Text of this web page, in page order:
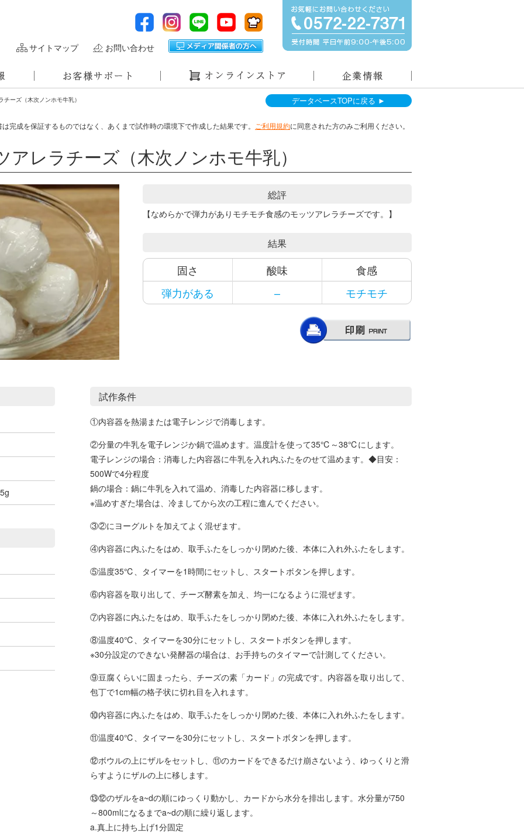
サイトマップ お問い合わせ
ーズ（木次ノンホモ牛乳） データベースTOPに戻る ►
完成を保証するものではなく、あくまで試作時の環境下で作成した結果です。 ご利用規約に同意された方のみご利用ください。
レラチーズ（木次ノンホモ牛乳）
総評
【なめらかで弾力がありモチモチ食感のモッツアレラチーズです。】
結果
固さ 酸味
食感
弾力がある
– モチモチ
試作条件
①内容器を熱湯または電子レンジで消毒します。
②分量の牛乳を電子レンジか鍋で温めます。温度計を使って35℃～38℃にします。
電子レンジの場合：消毒した内容器に牛乳を入れ内ふたをのせて温めます。◆目安：
500Wで4分程度
鍋の場合：鍋に牛乳を入れて温め、消毒した内容器に移します。
※温めすぎた場合は、冷ましてから次の工程に進んでください。
③②にヨーグルトを加えてよく混ぜます。
④内容器に内ふたをはめ、取手ふたをしっかり閉めた後、本体に入れ外ふたをします。
⑤温度35℃、タイマーを1時間にセットし、スタートボタンを押します。
⑥内容器を取り出して、チーズ酵素を加え、均一になるように混ぜます。
⑦内容器に内ふたをはめ、取手ふたをしっかり閉めた後、本体に入れ外ふたをします。
⑧温度40℃、タイマーを30分にセットし、スタートボタンを押します。
※30分設定のできない発酵器の場合は、お手持ちのタイマーで計測してください。
⑨豆腐くらいに固まったら、チーズの素「カード」の完成です。内容器を取り出して、
包丁で1cm幅の格子状に切れ目を入れます。
⑩内容器に内ふたをはめ、取手ふたをしっかり閉めた後、本体に入れ外ふたをします。
⑪温度40℃、タイマーを30分にセットし、スタートボタンを押します。
⑫ボウルの上にザルをセットし、⑪のカードをできるだけ崩さないよう、ゆっくりと滑
らすようにザルの上に移します。
⑬⑫のザルをa~dの順にゆっくり動かし、カードから水分を排出します。水分量が750
～800mlになるまでa~dの順に繰り返します。
a.真上に持ち上げ1分固定